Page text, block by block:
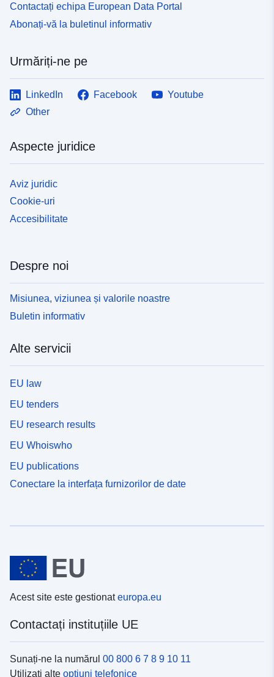
Contactați echipa European Data Portal
Abonați-vă la buletinul informativ
Urmăriți-ne pe
LinkedIn Facebook
Youtube
Other
Aspecte juridice
Aviz juridic
Cookie-uri
Accesibilitate
Despre noi
Misiunea, viziunea și valorile noastre
Buletin informativ
Alte servicii
EU law
EU tenders
EU research results
EU Whoiswho
EU publications
Conectare la interfața furnizorilor de date
Acest site este gestionateuropa.eu
Contactați instituțiile UE
Sunați-ne la numărul 00 800 6 7 8 9 10 11
Utilizați alte opțiuni telefonice